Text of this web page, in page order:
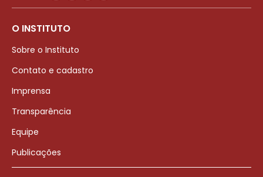
O INSTITUTO
Sobre o Instituto
Contato e cadastro
Imprensa
Transparência
Equipe
Publicações